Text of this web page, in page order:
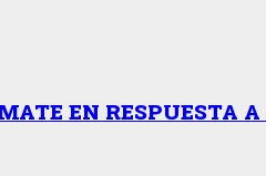
EN RESPUESTA